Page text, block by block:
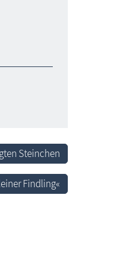
Steinchen
Findling«